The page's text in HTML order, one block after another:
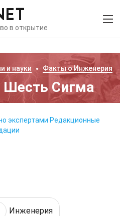
в открытие
и науки Факты оИнженерия
Сигма
экспертами Редакционные
Инженерия